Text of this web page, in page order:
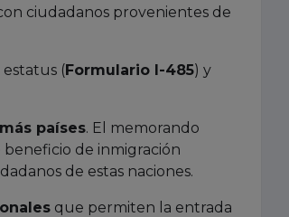
ciudadanos provenientes de
(Formulario I-485) y
países. El memorando
de inmigración
de estas naciones.
que permiten la entrada